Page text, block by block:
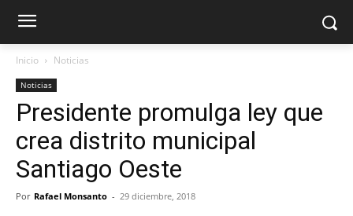
Inicio Noticias
Noticias
Presidente promulga ley que
crea distrito municipal
Santiago Oeste
Por Rafael Monsanto - 29 diciembre, 2018